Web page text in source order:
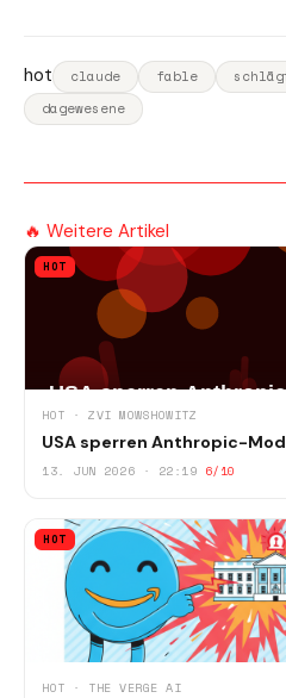
hot claude fable
dagewesene
🔥 Weitere Artikel
HOT
HOT · ZVI MOWSHOWITZ
USA sperren Anthropic-
13. JUN 2026 · 22:19 6/10
HOT
HOT · THE VERGE AI